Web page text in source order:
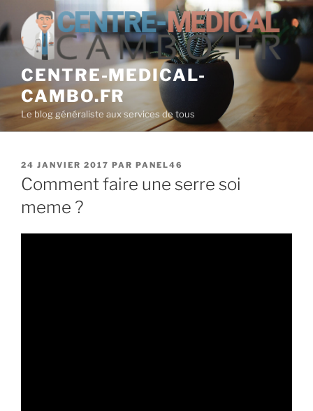
au
contenu
principal
CENTRE-MEDICAL-
CAMBO.FR
Le blog généraliste aux services de tous
PUBLIÉ
LE
24 JANVIER 2017 PAR PANEL46
Comment faire une serre soi
meme ?